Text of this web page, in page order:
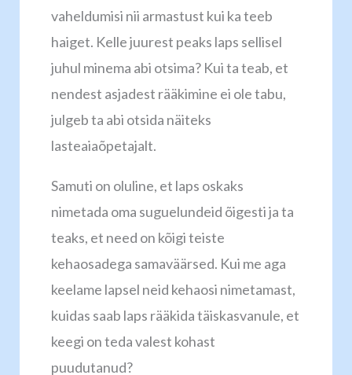
vaheldumisi nii armastust kui ka teeb
haiget. Kelle juurest peaks laps sellisel
juhul minema abi otsima? Kui ta teab, et
nendest asjadest rääkimine ei ole tabu,
julgeb ta abi otsida näiteks
lasteaiaõpetajalt.
Samuti on oluline, et laps oskaks
nimetada oma suguelundeid õigesti ja ta
teaks, et need on kõigi teiste
kehaosadega samaväärsed. Kui me aga
keelame lapsel neid kehaosi nimetamast,
kuidas saab laps rääkida täiskasvanule, et
keegi on teda valest kohast
puudutanud?